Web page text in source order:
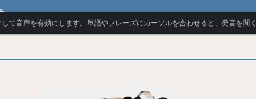
して音声を有効にします。単語やフレーズにカーソルを合わせると、発音を聞